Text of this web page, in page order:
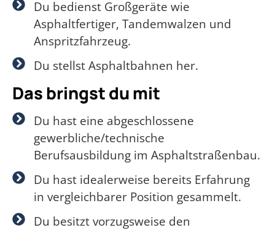
Du bedienst Großgeräte wie
Asphaltfertiger, Tandemwalzen und
Anspritzfahrzeug.
Du stellst Asphaltbahnen her.
Das bringst du mit
Du hast eine abgeschlossene
gewerbliche/technische
Berufsausbildung im Asphaltstraßenbau.
Du hast idealerweise bereits Erfahrung
in vergleichbarer Position gesammelt.
Du besitzt vorzugsweise den